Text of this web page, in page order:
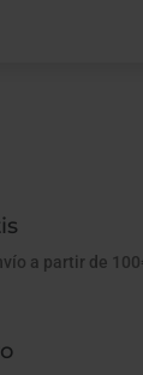
a partir de